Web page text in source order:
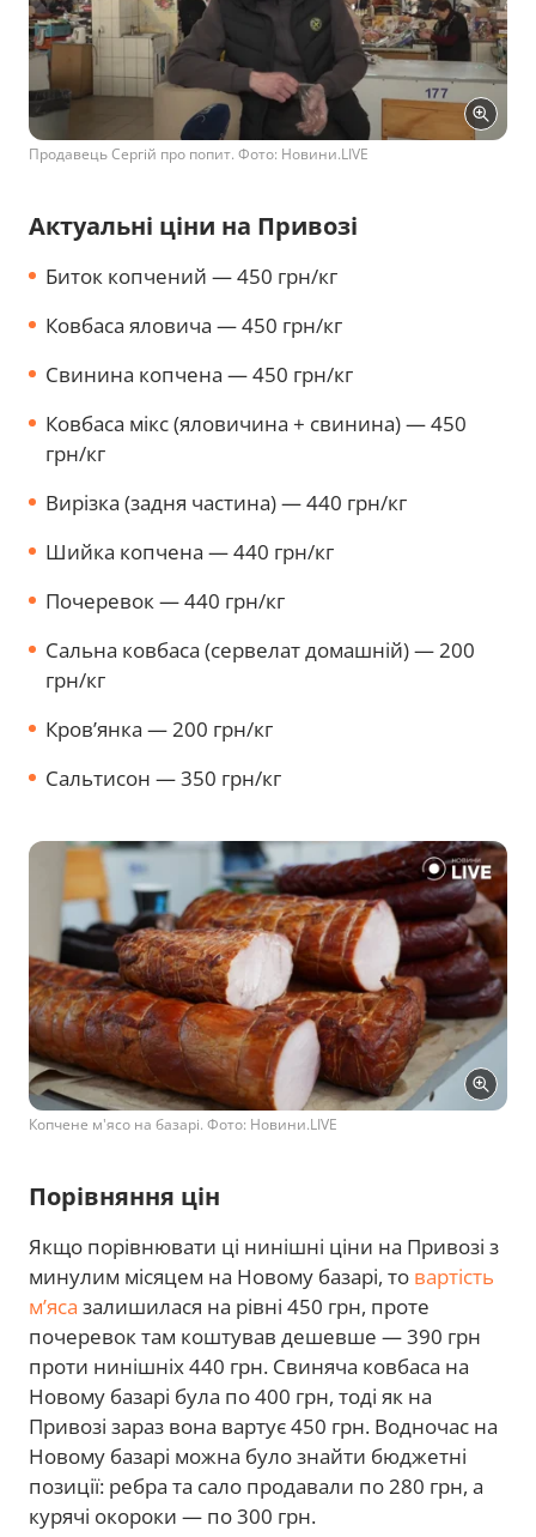
Продавець Сергій про попит. Фото: Новини.LIVE
Актуальні ціни на Привозі
Биток копчений — 450 грн/кг
Ковбаса яловича — 450 грн/кг
Свинина копчена — 450 грн/кг
Ковбаса мікс (яловичина + свинина) — 450
грн/кг
Вирізка (задня частина) — 440 грн/кг
Шийка копчена — 440 грн/кг
Почеревок — 440 грн/кг
Сальна ковбаса (сервелат домашній) — 200
грн/кг
Кров’янка — 200 грн/кг
Сальтисон — 350 грн/кг
Копчене м'ясо на базарі. Фото: Новини.LIVE
Порівняння цін
Якщо порівнювати ці нинішні ціни на Привозі з
минулим місяцем на Новому базарі, то вартість
м’яса залишилася на рівні 450 грн, проте
почеревок там коштував дешевше — 390 грн
проти нинішніх 440 грн. Свиняча ковбаса на
Новому базарі була по 400 грн, тоді як на
Привозі зараз вона вартує 450 грн. Водночас на
Новому базарі можна було знайти бюджетні
позиції: ребра та сало продавали по 280 грн, а
курячі окороки — по 300 грн.